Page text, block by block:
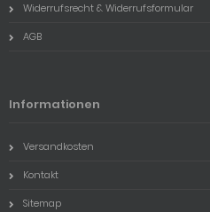
Widerrufsrecht & Widerrufsformular
AGB
Informationen
Versandkosten
Kontakt
Sitemap